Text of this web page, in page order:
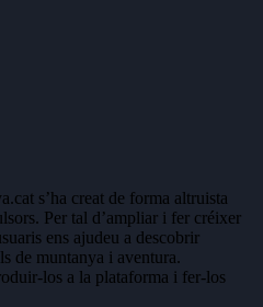
s’ha creat de forma altruista
Per tal d’ampliar i fer créixer
ens ajudeu a descobrir
de muntanya i aventura.
los a la plataforma i fer-los